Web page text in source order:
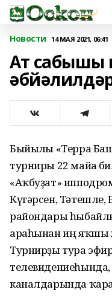
Новости 14 МАЯ 2021, 06:41
Ат сабышы
Быйылғы «Терра
турниры 22 майға
«Аҡбуҙат»
Күгәрсен,
райондары
араһынан иң яҡшы
Турнирҙы тура
каналдарында